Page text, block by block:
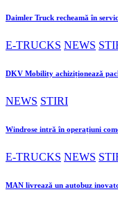
Daimler Truck recheamă în
E-TRUCKS NEWS
DKV Mobility achiziționează
NEWS STIRI
Windrose intră în operațiuni
E-TRUCKS NEWS
MAN livrează un autobuz